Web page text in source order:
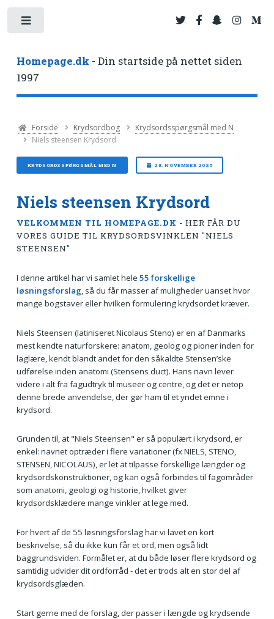
Homepage.dk - Din startside på nettet siden
1997
Forside Krydsordbog
Krydsordsspørgsmål med N
Niels steensen Krydsord
KRYDSORDSSPØRGSMÅL MED N 28. NOVEMBER 2025
Niels steensen Krydsord
VELKOMMEN TIL HOMEPAGE.DK - HER FÅR DU
VORES GUIDE TIL KRYDSORDSVINKLEN "NIELS
STEENSEN"
I denne artikel har vi samlet hele 55 forskellige
løsningsforslag, så du får masser af muligheder uanset hvor
mange bogstaver eller hvilken formulering krydsordet kræver.
Niels Steensen (latiniseret Nicolaus Steno) er en af Danmarks
mest kendte naturforskere: anatom, geolog og pioner inden for
laglære, kendt blandt andet for den såkaldte Stensen’ske
udførelse inden anatomi (Stensens duct). Hans navn lever
videre i alt fra fagudtryk til museer og centre, og det er netop
denne brede anvendelse, der gør ham til et yndet emne i
krydsord.
Grunden til, at "Niels Steensen" er så populært i krydsord, er
enkel: navnet optræder i flere variationer (fx NIELS, STENO,
STENSEN, NICOLAUS), er let at tilpasse forskellige længder og
krydsordskonstruktioner, og kan også forbindes til fagområder
som anatomi, geologi og historie, hvilket giver
krydsordsklædere mange vinkler at lege med.
For hvert af de 55 løsningsforslag har vi lavet en kort
beskrivelse, så du ikke kun får et ord, men også lidt
baggrundsviden. Formålet er, at du både løser flere krydsord og
samtidig udvider dit ordforråd - det er trods alt en stor del af
krydsordsglæden.
Start gerne med de forslag, der passer i længde og krydsende